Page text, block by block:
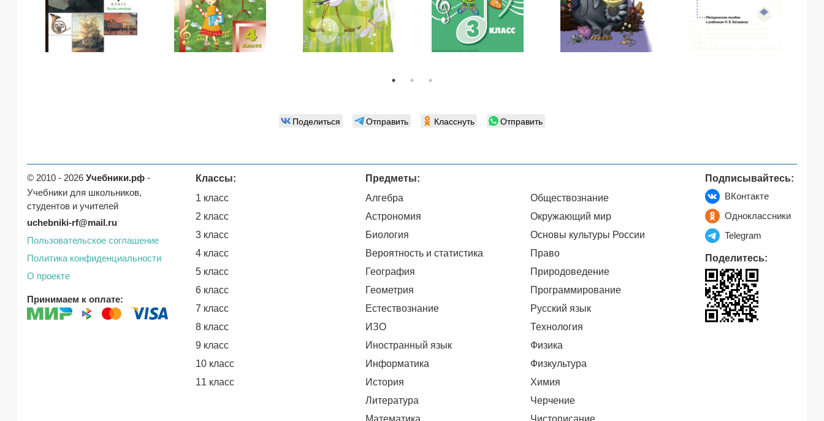
Поделиться Отправить Класснуть Отправить
© 2010 - 2026 Учебники.рф -
Учебники для школьников,
студентов и учителей
uchebniki-rf@mail.ru
Пользовательское соглашение
Политика конфиденциальности
О проекте
Принимаем к оплате:
Классы:
1 класс
2 класс
3 класс
4 класс
5 класс
6 класс
7 класс
8 класс
9 класс
10 класс
11 класс
Предметы:
Алгебра
Астрономия
Биология
Вероятность и статистика
География
Геометрия
Естествознание
ИЗО
Иностранный язык
Информатика
История
Литература
Математика
Обществознание
Окружающий мир
Основы культуры России
Право
Природоведение
Программирование
Русский язык
Технология
Физика
Физкультура
Химия
Черчение
Чистописание
Подписывайтесь:
ВКонтакте
Одноклассники
Telegram
Поделитесь: